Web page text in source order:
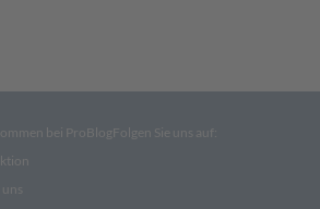
bei ProBlogFolgen Sie uns auf: